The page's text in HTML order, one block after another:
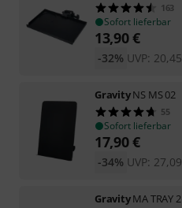
163
Sofort lieferbar
13,90€
UVP: 20,45
-32%
GravityNS MS 02
55
Sofort lieferbar
17,90€
UVP: 27,09
-34%
GravityMA TRAY 2